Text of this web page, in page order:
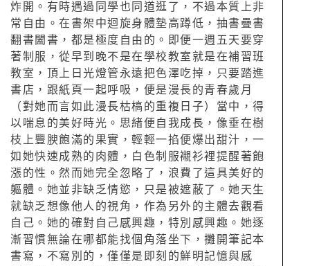
炸開。有時遇過同學也同道逛了，不過本質上非
常自由。在書架中迴旋身體墊高蹲低，抽書疊書
翻書闔書，都是極度自由的。即便一週五天要穿
著制服，從早到晚不是在學校教室就是在補習班
教室，頂上日光燈管永遠把色澤吃掉，只要踏進
書店，跟紙頁一起呼吸，便是漫長的青春歲月
（對她而言如此漫長枯槁的重複日子）當中，得
以喘息的美好時光。思緒便自我成長，像垂在樹
枝上豐腴飽滿的果實，輕輕一掐便爆出甜汁，一
如她快速成熟的肉體，白色制服襯衫裡提醒著飽
漲的性。然而她完全忽略了，浪費了這具美好的
軀體。她並非缺乏情慾，只是被遮蔽了。她天生
就缺乏想像他人的視角，作為另外的主體去觀看
自己。她的確對自己感興趣，特別感興趣。她逐
漸習慣無論在哪都能找個角落坐下，攤開筆記本
書寫，不寫別的，僅僅是即刻的鮮明記憶與感